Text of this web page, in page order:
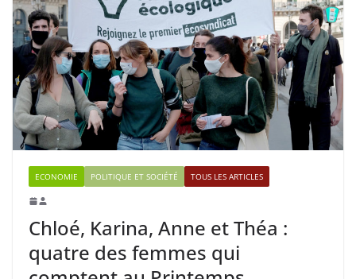
ECONOMIE POLITIQUE ET SOCIÉTÉ TOUS LES ARTICLES
Chloé, Karina, Anne et Théa :
quatre des femmes qui